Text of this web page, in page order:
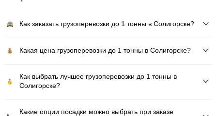
Как заказать грузоперевозки до 1 тонны в Солигорске?
Какая цена грузоперевозки до 1 тонны в Солигорске?
Как выбрать лучшее грузоперевозки до 1 тонны в
Солигорске?
Какие опции посадки можно выбрать при заказе